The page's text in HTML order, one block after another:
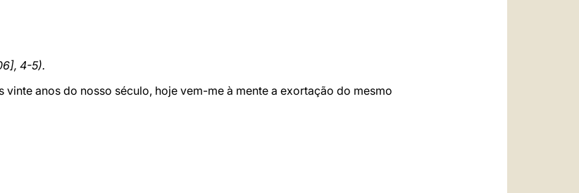
4-5).
anos do nosso século, hoje vem-me à mente a exortação do mesmo